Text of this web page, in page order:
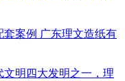
广东理文造纸有
明四大发明之一，理